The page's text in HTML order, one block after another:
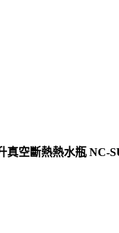
真空斷熱熱水瓶 NC-